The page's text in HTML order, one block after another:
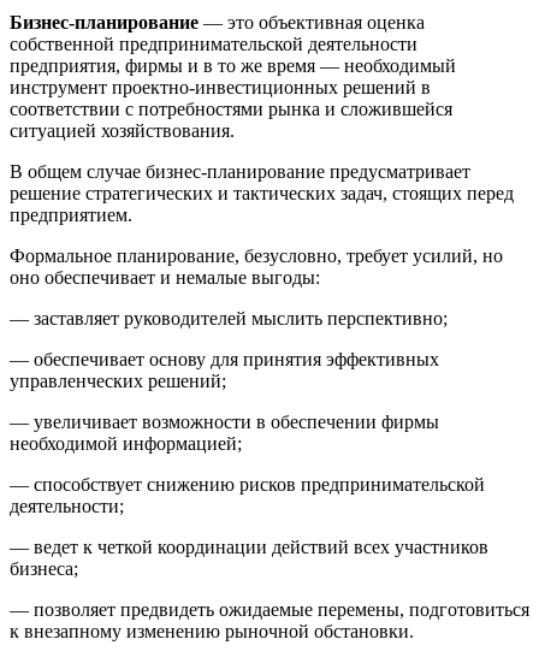
Бизнес-планирование — это объективная оценка
собственной предпринимательской деятельности
предприятия, фирмы и в то же время — необходимый
инструмент проектно-инвестиционных решений в
соответствии с потребностями рынка и сложившейся
ситуацией хозяйствования.
В общем случае бизнес-планирование предусматривает
решение стратегических и тактических задач, стоящих перед
предприятием.
Формальное планирование, безусловно, требует усилий, но
оно обеспечивает и немалые выгоды:
— заставляет руководителей мыслить перспективно;
— обеспечивает основу для принятия эффективных
управленческих решений;
— увеличивает возможности в обеспечении фирмы
необходимой информацией;
— способствует снижению рисков предпринимательской
деятельности;
— ведет к четкой координации действий всех участников
бизнеса;
— позволяет предвидеть ожидаемые перемены, подготовиться
к внезапному изменению рыночной обстановки.